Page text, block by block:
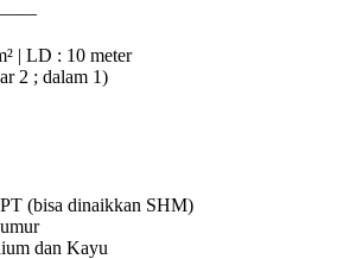
| LD : 10 meter
2 ; dalam 1)
(bisa dinaikkan SHM)
dan Kayu